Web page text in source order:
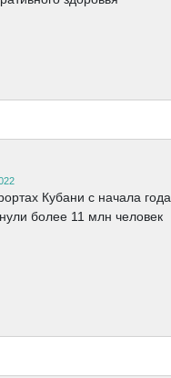
Кубани с начала года
более 11 млн человек